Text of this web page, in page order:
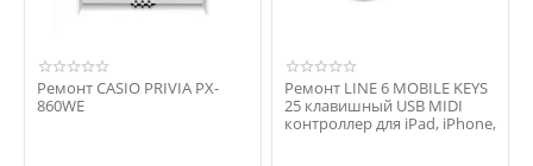
Ремонт CASIO PRIVIA PX-
860WE
Ремонт LINE 6 MOBILE KEYS
25 клавишный USB MIDI
контроллер для iPad, iPhone,